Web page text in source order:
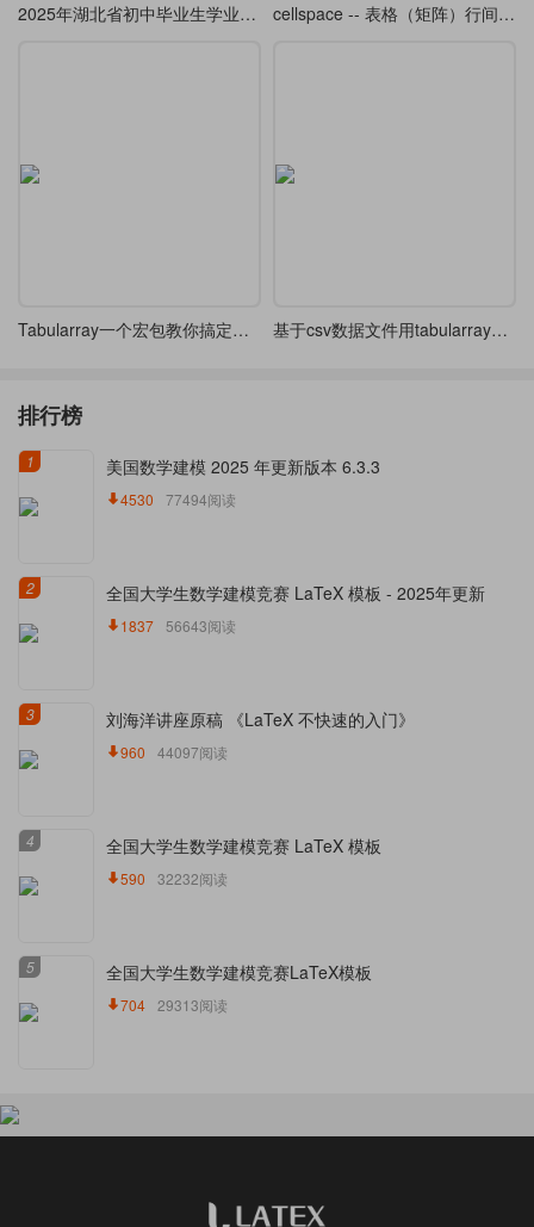
2025年湖北省初中毕业生学业水平考试数学试卷A3幅面两栏试卷 cellspace -- 表格（矩阵）行间距增大宏包译介
Tabularray一个宏包教你搞定所有表格 基于csv数据文件用tabularray结合csvsimple-l3制作答辩评价表
排行榜
1 美国数学建模 2025 年更新版本 6.3.3
4530 77494阅读
2 全国大学生数学建模竞赛 LaTeX 模板 - 2025年更新
1837 56643阅读
3 刘海洋讲座原稿 《LaTeX 不快速的入门》
960 44097阅读
4 全国大学生数学建模竞赛 LaTeX 模板
590 32232阅读
5 全国大学生数学建模竞赛LaTeX模板
704 29313阅读